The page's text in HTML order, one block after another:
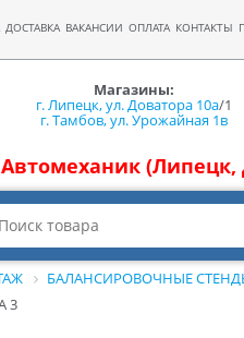
ДОСТАВКА ВАКАНСИИ ОПЛАТА КОНТАКТЫ
Магазины:
г. Липецк, ул. Доватора 10а/1
г. Тамбов, ул. Урожайная 1в
Автомеханик
БАЛАНСИРОВОЧНЫЕ
3